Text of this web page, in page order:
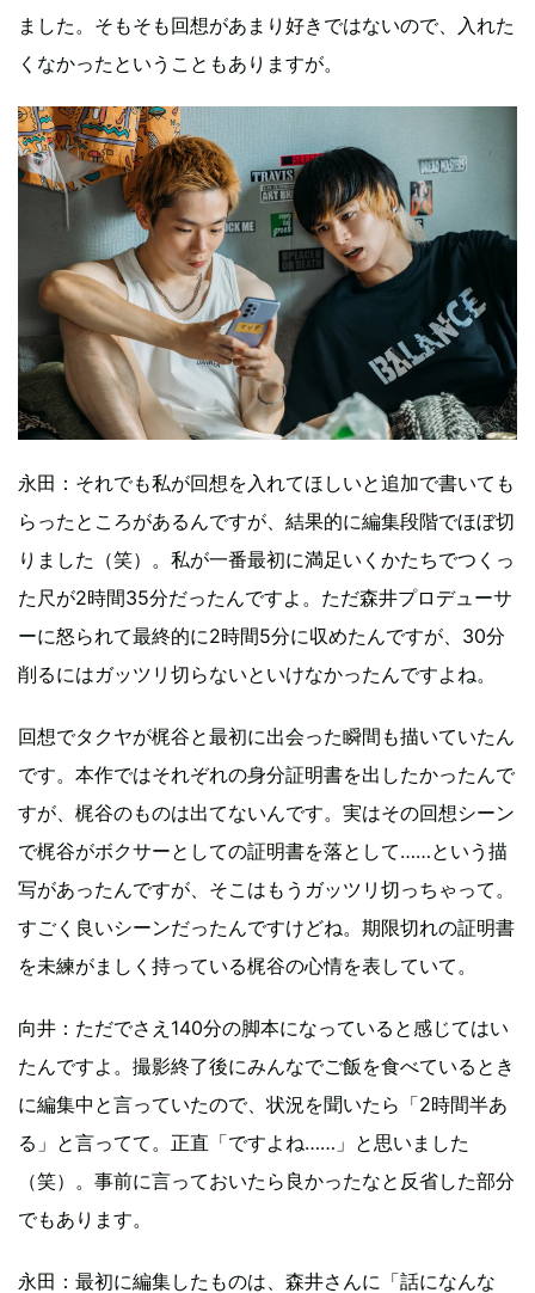
ました。そもそも回想があまり好きではないので、入れた
くなかったということもありますが。
永田：それでも私が回想を入れてほしいと追加で書いても
らったところがあるんですが、結果的に編集段階でほぼ切
りました（笑）。私が一番最初に満足いくかたちでつくっ
た尺が2時間35分だったんですよ。ただ森井プロデューサ
ーに怒られて最終的に2時間5分に収めたんですが、30分
削るにはガッツリ切らないといけなかったんですよね。
回想でタクヤが梶谷と最初に出会った瞬間も描いていたん
です。本作ではそれぞれの身分証明書を出したかったんで
すが、梶谷のものは出てないんです。実はその回想シーン
で梶谷がボクサーとしての証明書を落として……という描
写があったんですが、そこはもうガッツリ切っちゃって。
すごく良いシーンだったんですけどね。期限切れの証明書
を未練がましく持っている梶谷の心情を表していて。
向井：ただでさえ140分の脚本になっていると感じてはい
たんですよ。撮影終了後にみんなでご飯を食べているとき
に編集中と言っていたので、状況を聞いたら「2時間半あ
る」と言ってて。正直「ですよね……」と思いました
（笑）。事前に言っておいたら良かったなと反省した部分
でもあります。
永田：最初に編集したものは、森井さんに「話になんな